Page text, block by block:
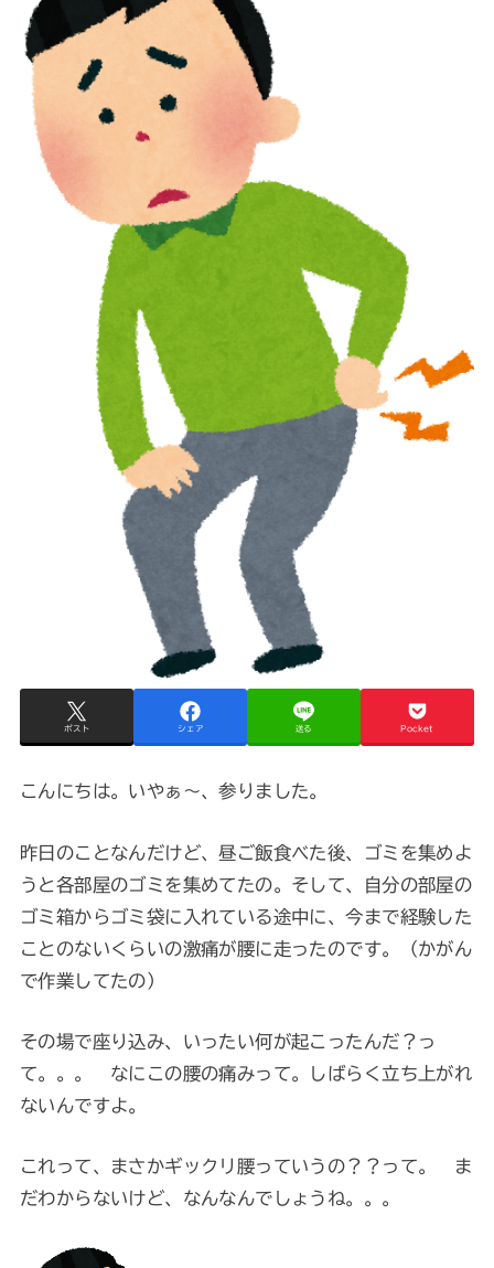
ポスト シェア 送る Pocket
こんにちは。いやぁ～、参りました。
昨日のことなんだけど、昼ご飯食べた後、ゴミを集めよ
うと各部屋のゴミを集めてたの。そして、自分の部屋の
ゴミ箱からゴミ袋に入れている途中に、今まで経験した
ことのないくらいの激痛が腰に走ったのです。（かがん
で作業してたの）
その場で座り込み、いったい何が起こったんだ？っ
て。。。 なにこの腰の痛みって。しばらく立ち上がれ
ないんですよ。
これって、まさかギックリ腰っていうの？？って。 ま
だわからないけど、なんなんでしょうね。。。